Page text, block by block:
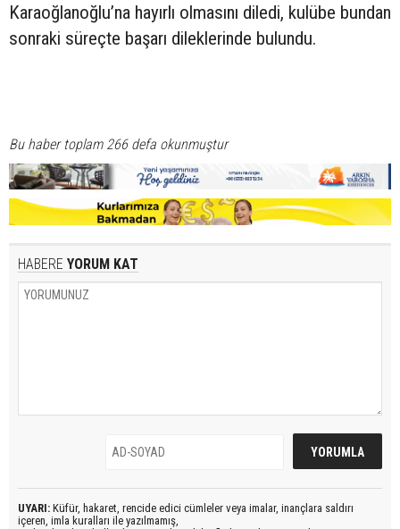
Karaoğlanoğlu’na hayırlı olmasını diledi, kulübe bundan
sonraki süreçte başarı dileklerinde bulundu.
Bu haber toplam 266 defa okunmuştur
HABERE YORUM KAT
UYARI: Küfür, hakaret, rencide edici cümleler veya imalar, inançlara saldırı
içeren, imla kuralları ile yazılmamış,